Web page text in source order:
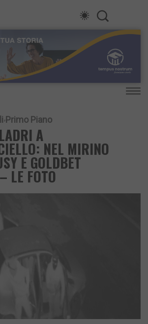
Primo Piano
A
NEL MIRINO
E GOLDBET
LE FOTO